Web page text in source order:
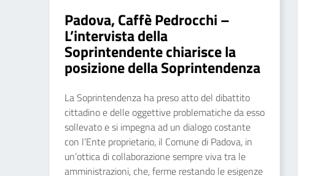
Padova, Caffè Pedrocchi –
L’intervista della
Soprintendente chiarisce la
posizione della Soprintendenza
La Soprintendenza ha preso atto del dibattito
cittadino e delle oggettive problematiche da esso
sollevato e si impegna ad un dialogo costante
con l’Ente proprietario, il Comune di Padova, in
un’ottica di collaborazione sempre viva tra le
amministrazioni, che, ferme restando le esigenze